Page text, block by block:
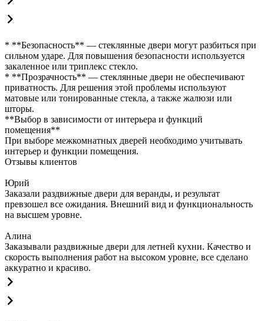
* **Безопасность** — стеклянные двери могут разбиться при
сильном ударе. Для повышения безопасности используется
закаленное или триплекс стекло.
* **Прозрачность** — стеклянные двери не обеспечивают
приватность. Для решения этой проблемы используют
матовые или тонированные стекла, а также жалюзи или
шторы.
**Выбор в зависимости от интерьера и функций
помещения**
При выборе межкомнатных дверей необходимо учитывать
интерьер и функции помещения.
Отзывы клиентов
Юрий
Заказали раздвижные двери для веранды, и результат
превзошел все ожидания. Внешний вид и функциональность
на высшем уровне.
Алина
Заказывали раздвижные двери для летней кухни. Качество и
скорость выполнения работ на высоком уровне, все сделано
аккуратно и красиво.